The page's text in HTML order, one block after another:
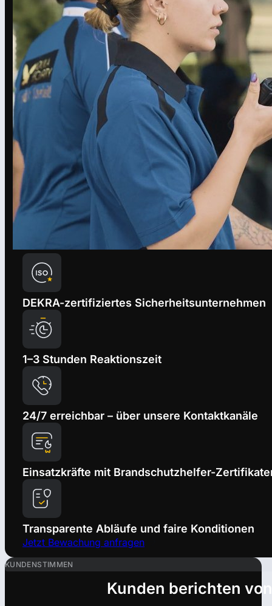
DEKRA-zertifiziertes Sicherheitsunternehmen
1–3 Stunden Reaktionszeit
24/7 erreichbar – über unsere Kontaktkanäle
Einsatzkräfte mit Brandschutzhelfer-
Transparente Abläufe und faire Konditionen
Jetzt Bewachung anfragen
KUNDENSTIMMEN
Kunden berichten